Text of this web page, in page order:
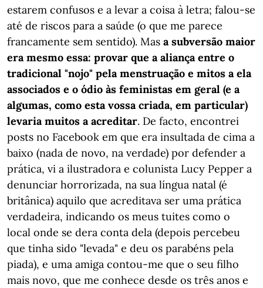
estarem confusos e a levar a coisa à letra; falou-se
até de riscos para a saúde (o que me parece
francamente sem sentido). Mas a subversão maior
era mesmo essa: provar que a aliança entre o
tradicional "nojo" pela menstruação e mitos a ela
associados e o ódio às feministas em geral (e a
algumas, como esta vossa criada, em particular)
levaria muitos a acreditar. De facto, encontrei
posts no Facebook em que era insultada de cima a
baixo (nada de novo, na verdade) por defender a
prática, vi a ilustradora e colunista Lucy Pepper a
denunciar horrorizada, na sua língua natal (é
britânica) aquilo que acreditava ser uma prática
verdadeira, indicando os meus tuites como o
local onde se dera conta dela (depois percebeu
que tinha sido "levada" e deu os parabéns pela
piada), e uma amiga contou-me que o seu filho
mais novo, que me conhece desde os três anos e